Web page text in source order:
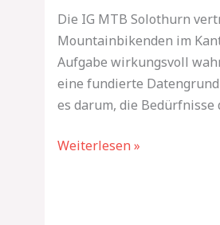
Die IG MTB Solothurn
Mountainbikenden im
Aufgabe wirkungsvoll
eine fundierte
es darum, die
Weiterlesen »